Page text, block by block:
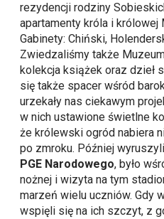
rezydencji rodziny
apartamenty króla i królowej
Gabinety: Chiński,
Zwiedzaliśmy także
kolekcja książek oraz dzieł
się także spacer wśród
urzekały nas ciekawym
w nich ustawione świetlne
że królewski ogród nabiera
po zmroku. Później
PGE Narodowego, było
nożnej i wizyta na tym
marzeń wielu uczniów. Gdy
wspięli się na ich szczyt, z